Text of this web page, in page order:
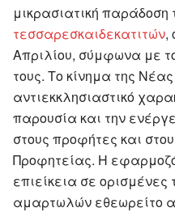
μικρασιατική παράδοση
τεσσαρεσκαιδεκατιτών,
Απριλίου, σύμφωνα με
τους. Το κίνημα της
αντιεκκλησιαστικό
παρουσία και την
στους προφήτες και
Προφητείας. Η
επιείκεια σε
αμαρτωλών εθεωρείτο